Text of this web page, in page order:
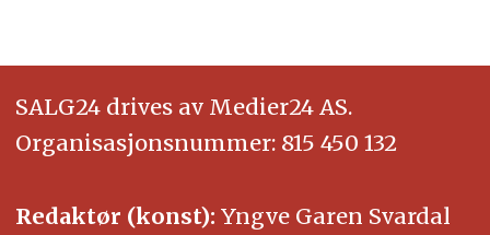
SALG24 drives av Medier24 AS.
Organisasjonsnummer: 815 450 132
Redaktør (konst): Yngve Garen Svardal